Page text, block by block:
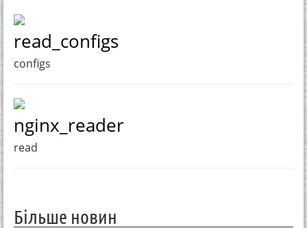
read_configs
configs
nginx_reader
read
Більше новин